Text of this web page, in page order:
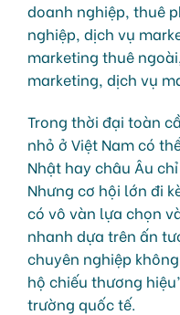
Trong thời đại toàn
nhỏ ở Việt Nam có
Nhật hay châu Âu
Nhưng cơ hội lớn đi
có vô vàn lựa chọn
nhanh dựa trên ấn
chuyên nghiệp
hộ chiếu thương
trường quốc tế.